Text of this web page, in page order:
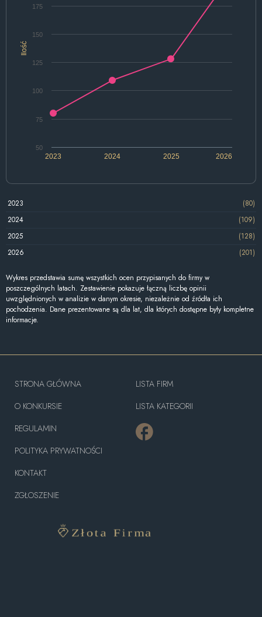
Ilość
2024 2026
2023 2025
50
75
100
125
150
175
2023
(80)
2024
(109)
2025
(128)
2026
(201)
Wykres przedstawia sumę wszystkich ocen przypisanych do firmy w
poszczególnych latach. Zestawienie pokazuje łączną liczbę opinii
uwzględnionych w analizie w danym okresie, niezależnie od źródła ich
pochodzenia. Dane prezentowane są dla lat, dla których dostępne były kompletne
informacje.
STRONA GŁÓWNA
O KONKURSIE
REGULAMIN
POLITYKA PRYWATNOŚCI
KONTAKT
ZGŁOSZENIE
LISTA FIRM
LISTA KATEGORII